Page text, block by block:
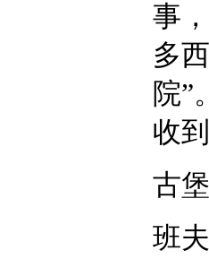
事
多
院”
收
古
班